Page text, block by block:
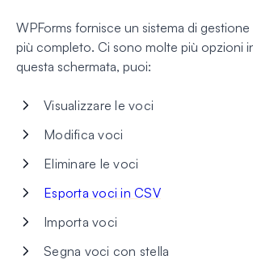
WPForms fornisce un sistema di
più completo. Ci sono molte più opzioni
questa schermata, puoi:
Visualizzare le voci
Modifica voci
Eliminare le voci
Esporta voci in CSV
Importa voci
Segna voci con stella